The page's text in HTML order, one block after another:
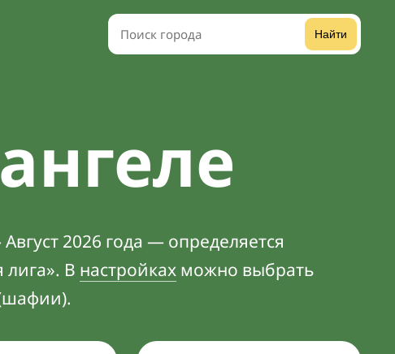
Найти
2026 года — определяется
лига». В настройках можно выбрать